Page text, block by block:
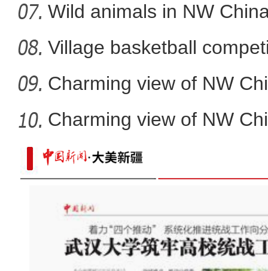
新疆库车市：“村晚”迎
Wild animals in NW
Village basketball
Charming view of NW
Charming view of NW